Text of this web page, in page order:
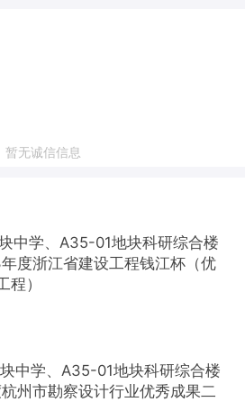
暂无诚信信息
中学、A35-01地块科研综合楼
度浙江省建设工程钱江杯（优
程）
中学、A35-01地块科研综合楼
州市勘察设计行业优秀成果二